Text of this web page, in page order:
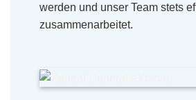
werden und unser Team stets
zusammenarbeitet.